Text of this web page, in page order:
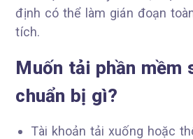
định có thể làm gián đoạn
tích.
Muốn tải phần mềm
chuẩn bị gì?
Tài khoản tải xuống hoặc